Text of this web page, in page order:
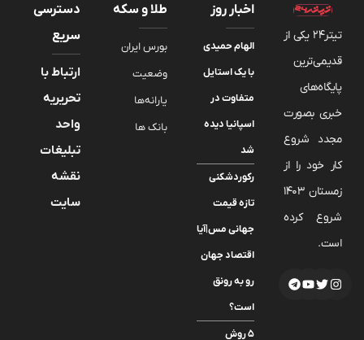
تیتر24 یکی از
قدیمی‌ترین
پایگاه‌های
خبری بصورت
مجدد شروع
کار خود را از
زمستان 1403
شروع کرده
است.
اخبار روز
الهام حمیدی
با یک استایل
متفاوت در
اسپانیا دیده
شد
رکوردشکنی
تازه قیمت
جهانی مس|آیا
اقتصاد جهان
رو به رونق
است؟
۵ روش
طلا و سکه
بورس ایران
وضعیت
یارانه‌ها
بانک ها
دسترسی
سریع
ارتباط با
تحریریه
واحد
تبلیغات
نقشه
سایت